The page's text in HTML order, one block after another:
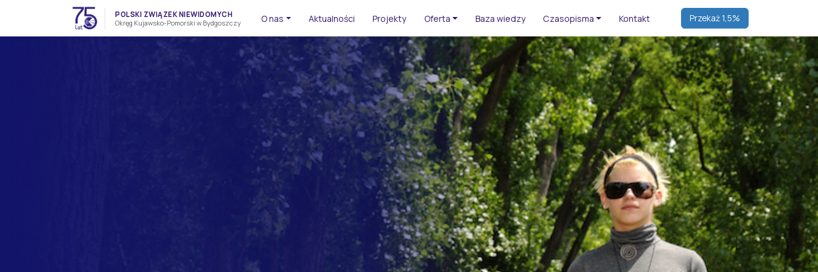
POLSKI ZWIĄZEK NIEWIDOMYCH
Okręg Kujawsko-Pomorski w Bydgoszczy
O nas Aktualności Projekty Oferta Baza wiedzy Czasopisma Kontakt Przekaż 1,5%